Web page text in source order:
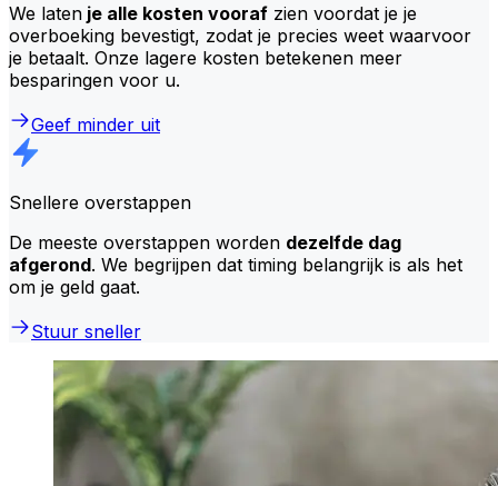
We laten je alle kosten vooraf zien voordat je je
overboeking bevestigt, zodat je precies weet waarvoor
je betaalt. Onze lagere kosten betekenen meer
besparingen voor u.
Geef minder uit
Snellere overstappen
De meeste overstappen worden dezelfde dag
afgerond. We begrijpen dat timing belangrijk is als het
om je geld gaat.
Stuur sneller